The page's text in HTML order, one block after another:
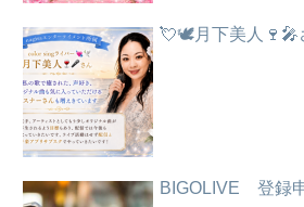
💘🕊️月下美人🍷🎤
BIGOLIVE 登録